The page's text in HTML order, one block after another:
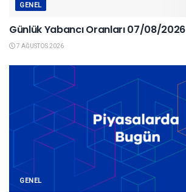
GENEL
Günlük Yabancı Oranları 07/08/2026
7 AĞUSTOS 2026
GENEL